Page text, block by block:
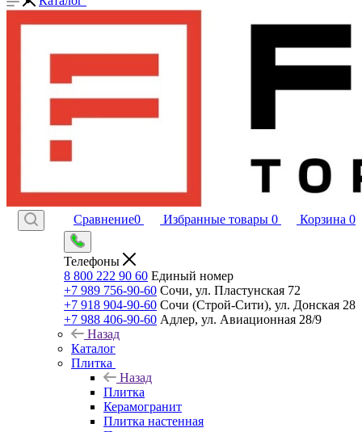
Сравнение0 Избранные товары 0 Корзина 0
Телефоны
8 800 222 90 60 Единый номер
+7 989 756-90-60 Сочи, ул. Пластунская 72
+7 918 904-90-60 Сочи (Строй-Сити), ул. Донская 28
+7 988 406-90-60 Адлер, ул. Авиационная 28/9
Назад
Каталог
Плитка
Назад
Плитка
Керамогранит
Плитка настенная